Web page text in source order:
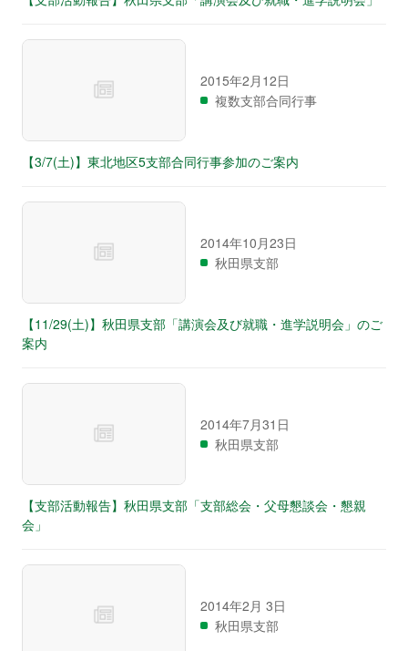
2015年2月12日
複数支部合同行事
【3/7(土)】東北地区5支部合同行事参加のご案内
2014年10月23日
秋田県支部
【11/29(土)】秋田県支部「講演会及び就職・進学説明会」のご
案内
2014年7月31日
秋田県支部
【支部活動報告】秋田県支部「支部総会・父母懇談会・懇親
会」
2014年2月 3日
秋田県支部